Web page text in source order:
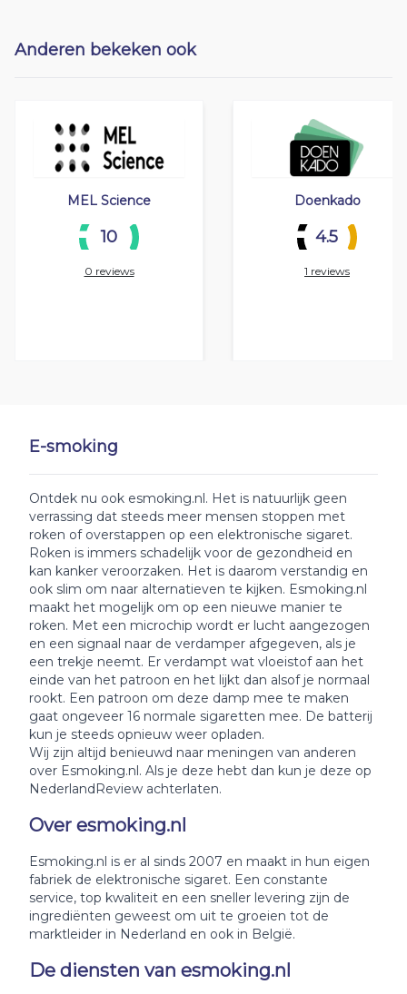
E-smoking
Ontdek nu ook esmoking.nl. Het is natuurlijk geen
verrassing dat steeds meer mensen stoppen met
roken of overstappen op een elektronische sigaret.
Roken is immers schadelijk voor de gezondheid en
kan kanker veroorzaken. Het is daarom verstandig en
ook slim om naar alternatieven te kijken. Esmoking.nl
maakt het mogelijk om op een nieuwe manier te
roken. Met een microchip wordt er lucht aangezogen
en een signaal naar de verdamper afgegeven, als je
een trekje neemt. Er verdampt wat vloeistof aan het
einde van het patroon en het lijkt dan alsof je normaal
rookt. Een patroon om deze damp mee te maken
gaat ongeveer 16 normale sigaretten mee. De batterij
kun je steeds opnieuw weer opladen.
Wij zijn altijd benieuwd naar meningen van anderen
over Esmoking.nl. Als je deze hebt dan kun je deze op
NederlandReview achterlaten.
Over esmoking.nl
Esmoking.nl is er al sinds 2007 en maakt in hun eigen
fabriek de elektronische sigaret. Een constante
service, top kwaliteit en een sneller levering zijn de
ingrediënten geweest om uit te groeien tot de
marktleider in Nederland en ook in België.
De diensten van esmoking.nl
Anderen bekeken ook
MEL Science
10
0 reviews
Doenkado
4.5
1 reviews